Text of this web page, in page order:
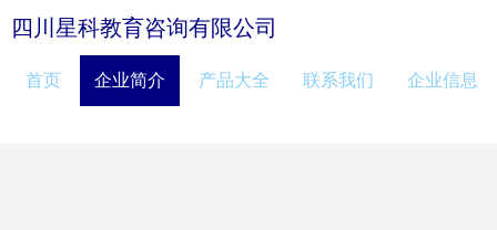
四川星科教育咨询有限公司
首页 企业简介 产品大全 联系我们 企业信息